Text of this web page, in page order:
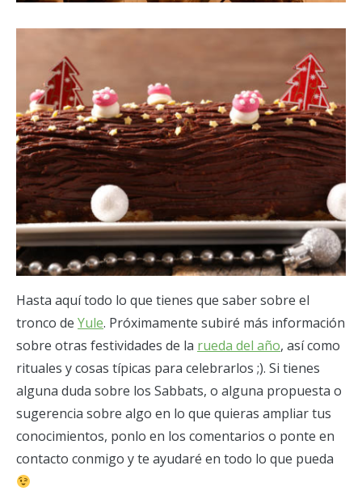
Hasta aquí todo lo que tienes que saber sobre el
tronco de Yule. Próximamente subiré más información
sobre otras festividades de la rueda del año, así como
rituales y cosas típicas para celebrarlos ;). Si tienes
alguna duda sobre los Sabbats, o alguna propuesta o
sugerencia sobre algo en lo que quieras ampliar tus
conocimientos, ponlo en los comentarios o ponte en
contacto conmigo y te ayudaré en todo lo que pueda